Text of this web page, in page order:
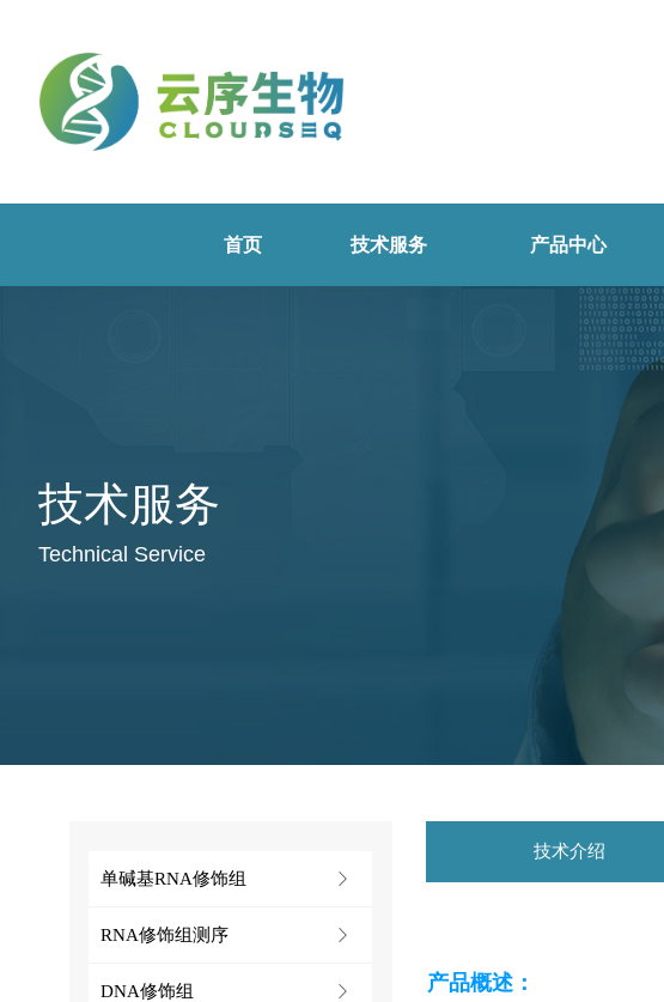
首页 产品中心
技术服务
技术介绍
产品概述：
技术服务
Technical Service
单碱基RNA修饰组 ꁕ
RNA修饰组测序 ꁕ
DNA修饰组 ꁕ